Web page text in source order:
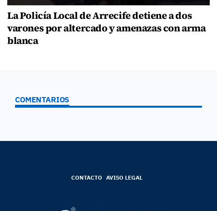
La Policía Local de Arrecife detiene a dos
varones por altercado y amenazas con arma
blanca
COMENTARIOS
CONTACTO AVISO LEGAL